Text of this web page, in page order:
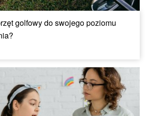
golfowy do swojego poziomu